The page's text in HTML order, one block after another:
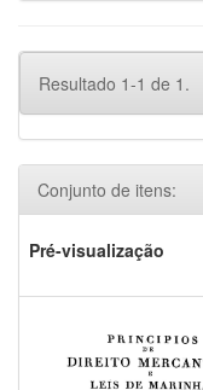
Resultado 1-1 de 1.
Conjunto de itens:
Pré-visualização